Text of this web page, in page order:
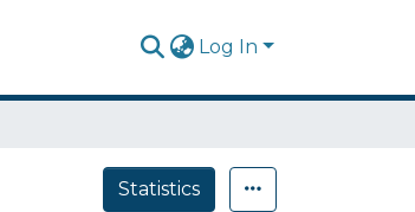
Log In
Statistics